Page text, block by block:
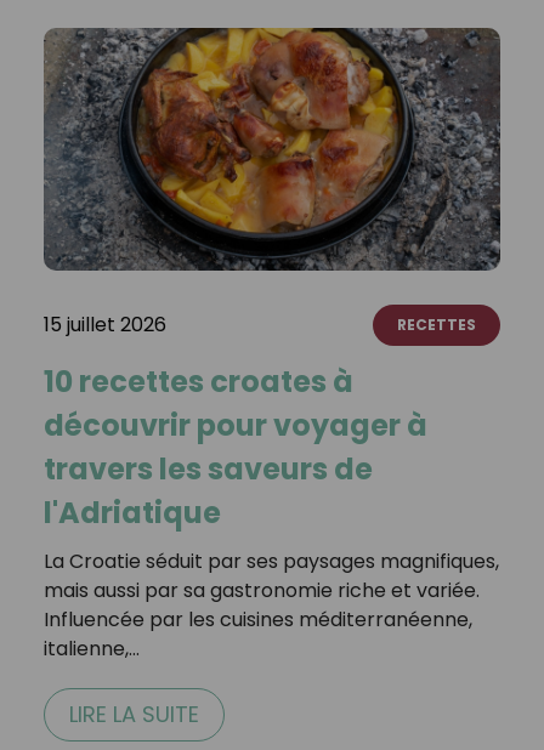
15 juillet 2026 RECETTES
10 recettes croates à
découvrir pour voyager à
travers les saveurs de
l'Adriatique
La Croatie séduit par ses paysages magnifiques,
mais aussi par sa gastronomie riche et variée.
Influencée par les cuisines méditerranéenne,
italienne,…
LIRE LA SUITE